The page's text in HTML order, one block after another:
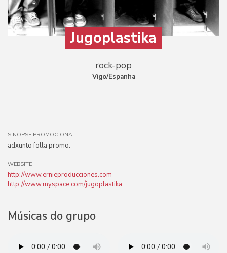
Jugoplastika
rock-pop
Vigo/Espanha
SINOPSE PROMOCIONAL
adxunto folla promo.
WEBSITE
http://www.ernieproducciones.com
http://www.myspace.com/jugoplastika
Músicas do grupo